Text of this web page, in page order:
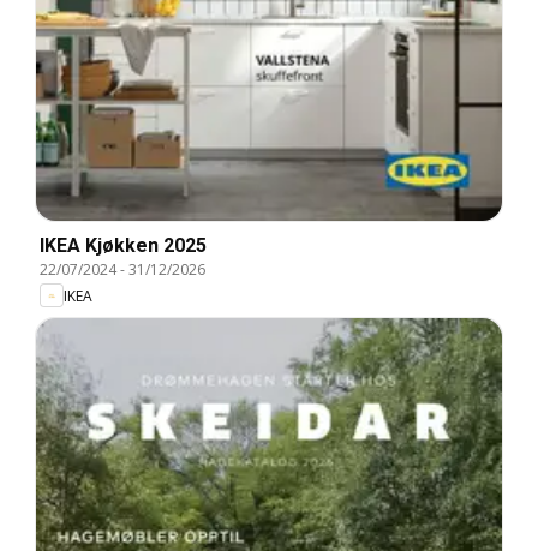
IKEA Kjøkken 2025
22/07/2024-31/12/2026
IKEA